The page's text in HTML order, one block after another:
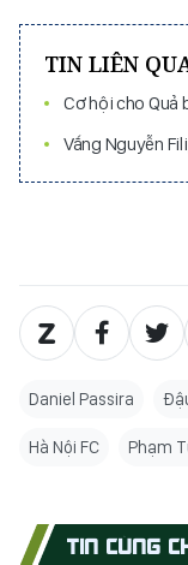
TIN LIÊN
Cơ hội cho Quả
Vắng Nguyễn
Daniel Passira
Hà Nội FC Phạm
TIN CÙNG